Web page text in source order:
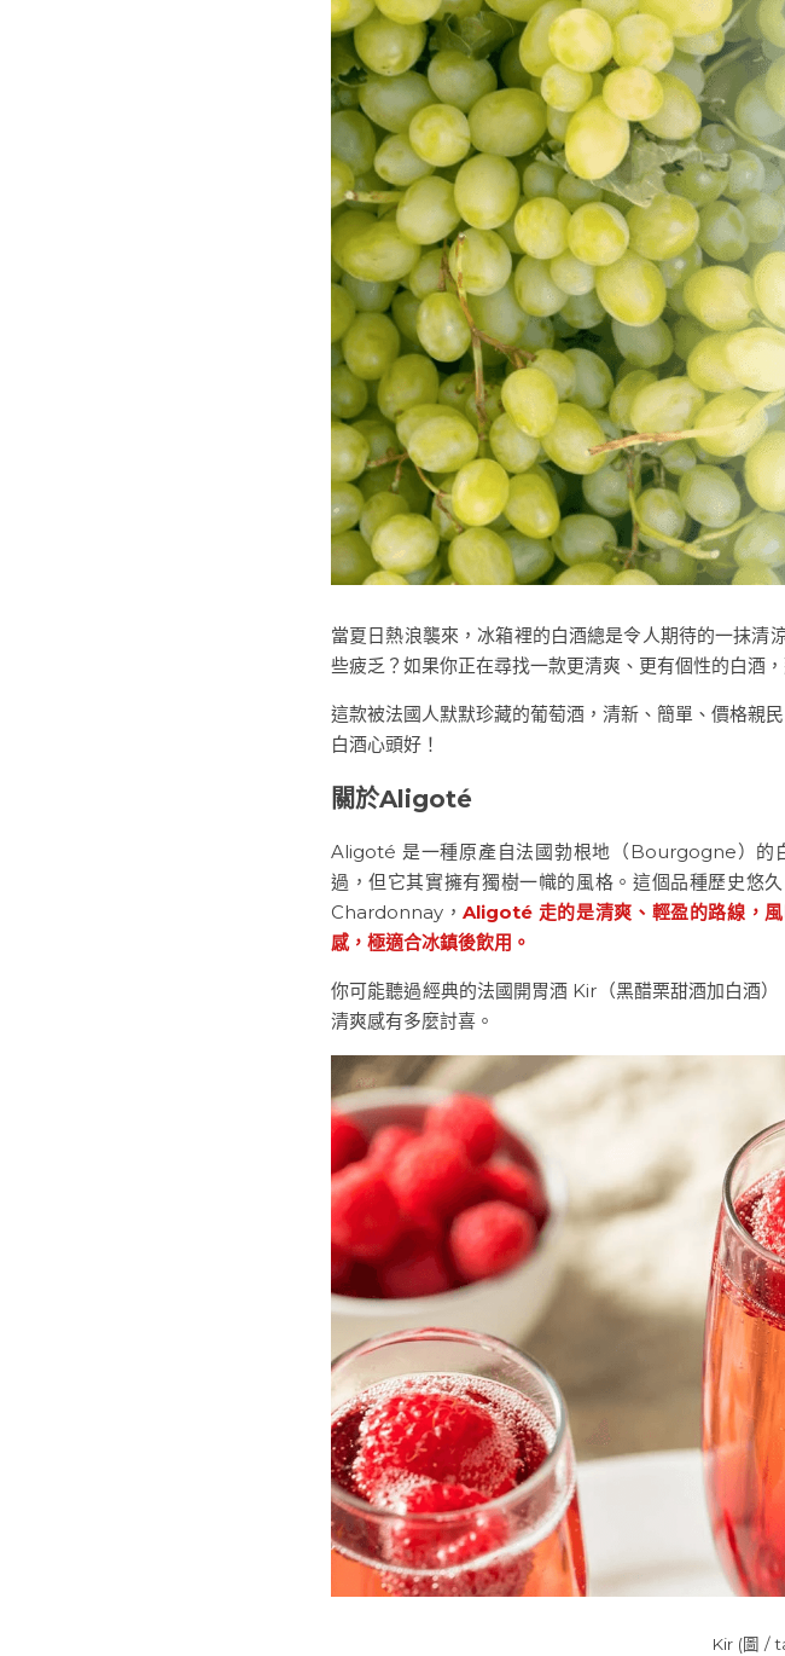
當夏日熱浪襲來，冰箱裡的白酒總是令人期待的一抹
些疲乏？如果你正在尋找一款更清爽、更有個性的白酒
這款被法國人默默珍藏的葡萄酒，清新、簡單、價格親
白酒心頭好！
關於Aligoté
Aligoté 是一種原產自法國勃根地（Bourgogne）的
過，但它其實擁有獨樹一幟的風格。這個品種歷史悠
Chardonnay，Aligoté 走的是清爽、輕盈的路線，
感，極適合冰鎮後飲用。
你可能聽過經典的法國開胃酒 Kir（黑醋栗甜酒加白酒
清爽感有多麼討喜。
Kir (圖 /